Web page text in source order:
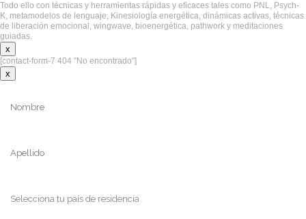
Todo ello con técnicas y herramientas rápidas y eficaces tales como PNL, Psych-
K, metamodelos de lenguaje, Kinesiología energética, dinámicas activas, técnicas
de liberación emocional, wingwave, bioenergética, pathwork y meditaciones
guiadas.
x
[contact-form-7 404 "No encontrado"]
x